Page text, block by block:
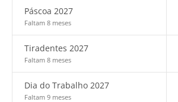
Páscoa 2027
Faltam 8 meses
Tiradentes 2027
Faltam 8 meses
Dia do Trabalho 2027
Faltam 9 meses